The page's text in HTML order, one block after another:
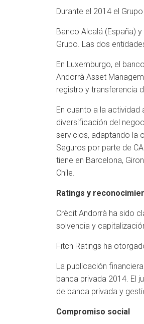
Durante el 2014 el
Banco Alcalá (España)
Grupo. Las dos
En Luxemburgo, el
Andorrà Asset
registro y transferencia
En cuanto a la actividad
diversificación del
servicios, adaptando la
Seguros por parte de
tiene en Barcelona,
Chile.
Ratings y
Crèdit Andorrà ha sido
solvencia y
Fitch Ratings ha
La publicación
banca privada 2014. El
de banca privada y
Compromiso social